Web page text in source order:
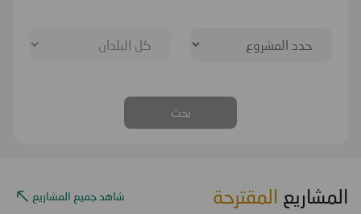
بحث
المشاريع المقترحة شاهد جميع المشاريع